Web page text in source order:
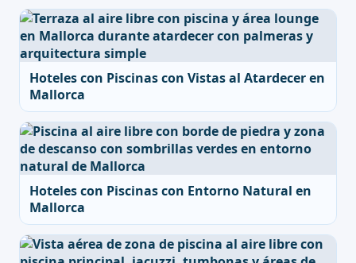
Hoteles con Piscinas con Vistas al Atardecer en
Mallorca
Hoteles con Piscinas con Entorno Natural en
Mallorca